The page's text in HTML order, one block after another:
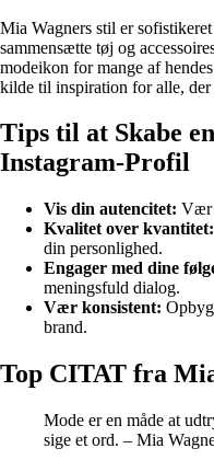
Mia Wagners stil er
sammensætte tøj og
modeikon for mange af
kilde til inspiration for alle,
Tips til at Skabe
Instagram-Profil
Vis din autencitet: Vær
Kvalitet over kvantitet:
din personlighed.
Engager med dine
meningsfuld dialog.
Vær konsistent:
brand.
Top CITAT fra
Mode er en måde at
sige et ord. – Mia